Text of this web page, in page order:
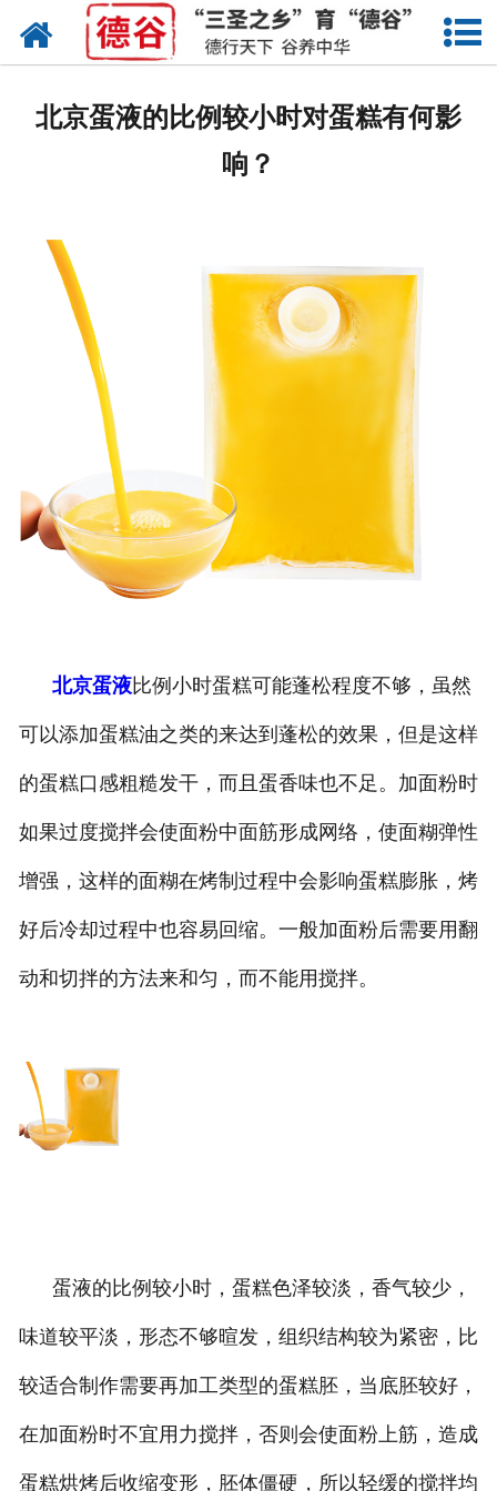
网站首页
新闻中心
招商加盟
北京蛋液的比例较小时对蛋糕有何影
响？
北京蛋液比例小时蛋糕可能蓬松程度不够，虽然
可以添加蛋糕油之类的来达到蓬松的效果，但是这样
的蛋糕口感粗糙发干，而且蛋香味也不足。加面粉时
如果过度搅拌会使面粉中面筋形成网络，使面糊弹性
增强，这样的面糊在烤制过程中会影响蛋糕膨胀，烤
好后冷却过程中也容易回缩。一般加面粉后需要用翻
动和切拌的方法来和匀，而不能用搅拌。
蛋液的比例较小时，蛋糕色泽较淡，香气较少，
味道较平淡，形态不够暄发，组织结构较为紧密，比
较适合制作需要再加工类型的蛋糕胚，当底胚较好，
在加面粉时不宜用力搅拌，否则会使面粉上筋，造成
蛋糕烘烤后收缩变形，胚体僵硬，所以轻缓的搅拌均